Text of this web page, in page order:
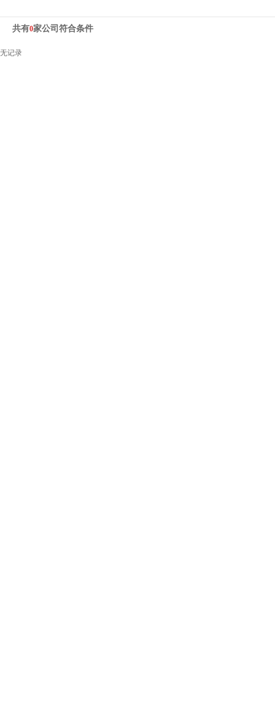
共有0家公司符合条件
无记录